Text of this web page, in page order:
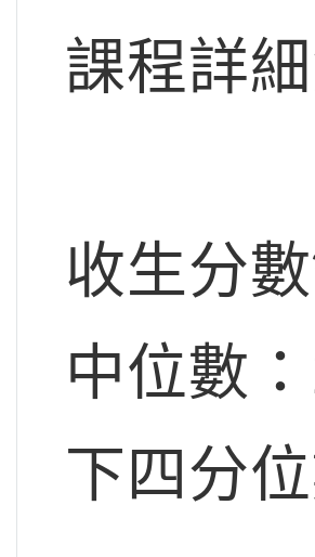
課程詳
收生分數
中位數
下四分